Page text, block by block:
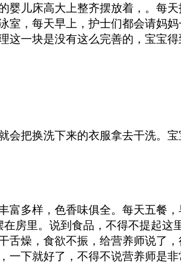
婴儿床高大上整齐摆放着，。每
室，每天早上，护士们都会请妈
一块是没有这么完善的，宝宝
把换洗下来的衣服拿去干洗。
富多样，色香味俱全。每天五餐
房里。说到食品，不得不提起
舌燥，食欲不振，给营养师说了
下就好了，不得不说营养师是非